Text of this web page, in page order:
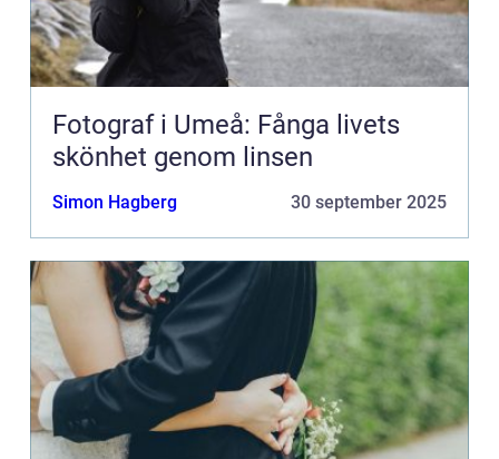
Fotograf i Umeå: Fånga livets
skönhet genom linsen
Simon Hagberg 30 september 2025